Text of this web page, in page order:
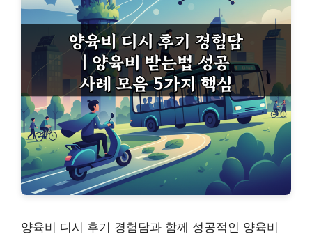
양육비 디시 후기 경험담과 함께 성공적인 양육비